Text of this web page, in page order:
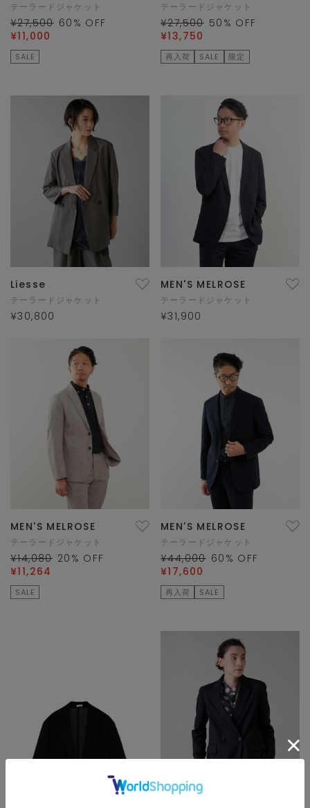
テーラードジャケット
¥27,500 60 % OFF
¥11,000
SALE
テーラードジャケット
¥27,500 50 % OFF
¥13,750
再入荷 SALE 限定
Liesse
テーラードジャケット
¥30,800
MEN'S MELROSE
テーラードジャケット
¥31,900
MEN'S MELROSE
テーラードジャケット
¥14,080 20 % OFF
¥11,264
SALE
MEN'S MELROSE
テーラードジャケット
¥44,000 60 % OFF
¥17,600
再入荷 SALE